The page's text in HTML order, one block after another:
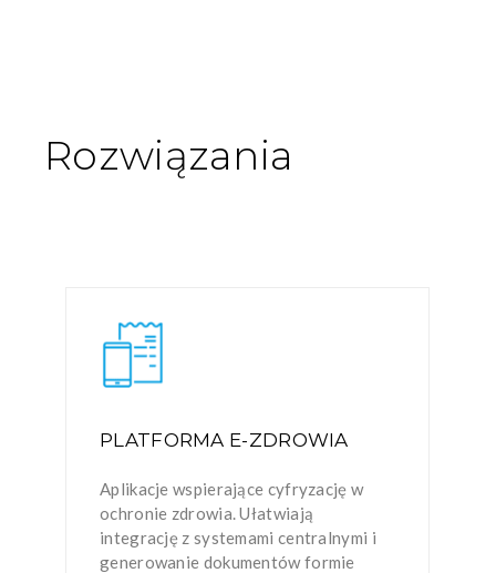
Rozwiązania
PLATFORMA E-ZDROWIA
Aplikacje wspierające cyfryzację w
ochronie zdrowia. Ułatwiają
integrację z systemami centralnymi i
generowanie dokumentów formie